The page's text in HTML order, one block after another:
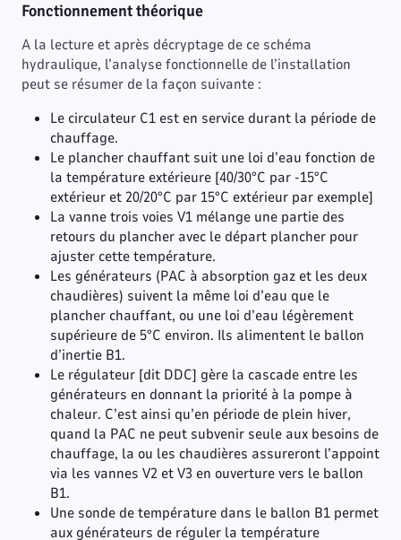
Fonctionnement théorique
A la lecture et après décryptage de ce schéma
hydraulique, l’analyse fonctionnelle de l’installation
peut se résumer de la façon suivante :
Le circulateur C1 est en service durant la période de
chauffage.
Le plancher chauffant suit une loi d’eau fonction de
la température extérieure [40/30°C par -15°C
extérieur et 20/20°C par 15°C extérieur par exemple]
La vanne trois voies V1 mélange une partie des
retours du plancher avec le départ plancher pour
ajuster cette température.
Les générateurs (PAC à absorption gaz et les deux
chaudières) suivent la même loi d’eau que le
plancher chauffant, ou une loi d’eau légèrement
supérieure de 5°C environ. Ils alimentent le ballon
d’inertie B1.
Le régulateur [dit DDC] gère la cascade entre les
générateurs en donnant la priorité à la pompe à
chaleur. C’est ainsi qu’en période de plein hiver,
quand la PAC ne peut subvenir seule aux besoins de
chauffage, la ou les chaudières assureront l’appoint
via les vannes V2 et V3 en ouverture vers le ballon
B1.
Une sonde de température dans le ballon B1 permet
aux générateurs de réguler la température